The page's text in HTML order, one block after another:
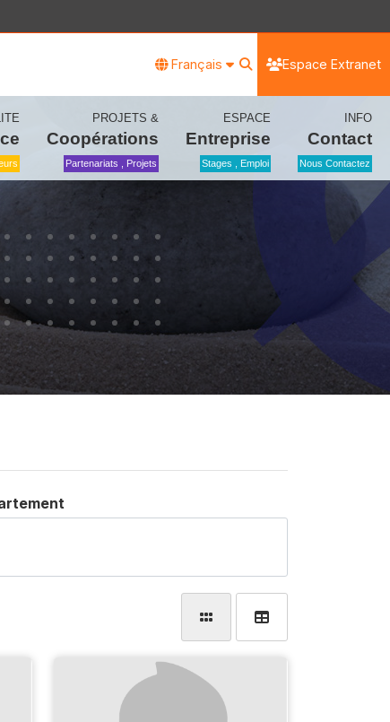
Français Espace Extranet
PROJETS &
Coopérations
Partenariats , Projets
ESPACE
Entreprise
Stages , Emploi
INFO
Contact
Nous Contactez